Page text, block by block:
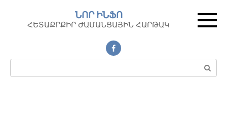
контенту
ՆՈՐ ԻՆՖՈ
ՀԵՏԱՔՐՔԻՐ ԺԱՄԱՆՑԱՅԻՆ ՀԱՐԹԱԿ
Поиск: